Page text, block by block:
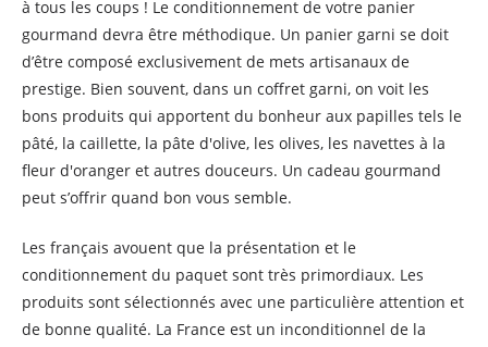
à tous les coups ! Le conditionnement de votre panier
gourmand devra être méthodique. Un panier garni se doit
d’être composé exclusivement de mets artisanaux de
prestige. Bien souvent, dans un coffret garni, on voit les
bons produits qui apportent du bonheur aux papilles tels le
pâté, la caillette, la pâte d'olive, les olives, les navettes à la
fleur d'oranger et autres douceurs. Un cadeau gourmand
peut s’offrir quand bon vous semble.
Les français avouent que la présentation et le
conditionnement du paquet sont très primordiaux. Les
produits sont sélectionnés avec une particulière attention et
de bonne qualité. La France est un inconditionnel de la